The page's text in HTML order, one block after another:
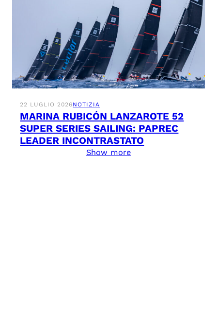
22 LUGLIO 2026NOTIZIA
MARINA RUBICÓN LANZAROTE 52
SUPER SERIES SAILING: PAPREC
LEADER INCONTRASTATO
Show more